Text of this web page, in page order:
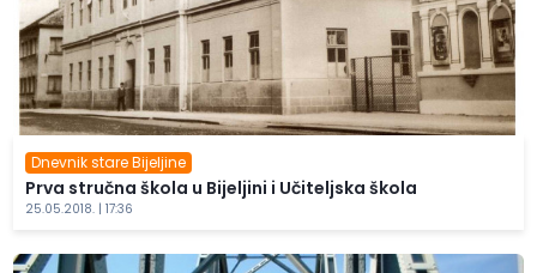
Dnevnik stare Bijeljine
Prva stručna škola u Bijeljini i Učiteljska škola
25.05.2018. | 17:36